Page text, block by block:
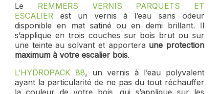
Le REMMERS VERNIS PARQUETS ET
ESCALIER est un vernis à l’eau sans odeur
disponible en mat satiné ou en demi brillant. Il
s’applique en trois couches sur bois brut ou sur
une teinte au solvant et apportera une protection
maximum à votre escalier bois.
L’HYDROPACK 88, un vernis à l’eau polyvalent
ayant la particularité de ne pas du tout réchauffer
la couleur de votre bois, qui s’applique sur les